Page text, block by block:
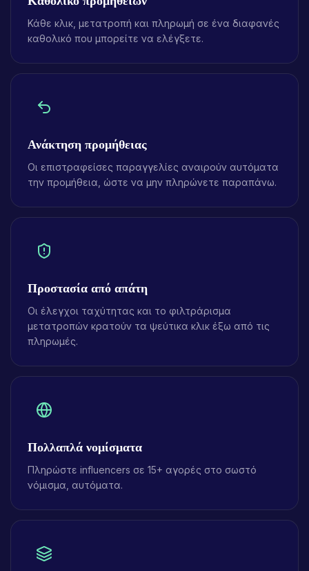
Κάθε κλικ, μετατροπή και πληρωμή σε ένα διαφανές
καθολικό που μπορείτε να ελέγξετε.
Ανάκτηση προμήθειας
Οι επιστραφείσες παραγγελίες αναιρούν αυτόματα
την προμήθεια, ώστε να μην πληρώνετε παραπάνω.
Προστασία από απάτη
Οι έλεγχοι ταχύτητας και το φιλτράρισμα
μετατροπών κρατούν τα ψεύτικα κλικ έξω από τις
πληρωμές.
Πολλαπλά νομίσματα
Πληρώστε influencers σε 15+ αγορές στο σωστό
νόμισμα, αυτόματα.